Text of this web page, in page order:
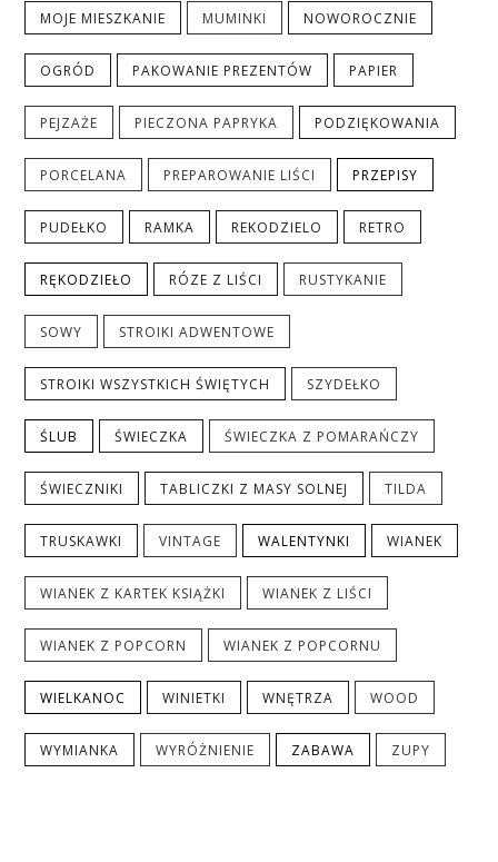
MOJE MIESZKANIE MUMINKI NOWOROCZNIE
OGRÓD PAKOWANIE PREZENTÓW PAPIER
PEJZAŻE PIECZONA PAPRYKA PODZIĘKOWANIA
PORCELANA PREPAROWANIE LIŚCI PRZEPISY
PUDEŁKO RAMKA REKODZIELO RETRO
RĘKODZIEŁO RÓZE Z LIŚCI RUSTYKANIE
SOWY STROIKI ADWENTOWE
STROIKI WSZYSTKICH ŚWIĘTYCH SZYDEŁKO
ŚLUB ŚWIECZKA ŚWIECZKA Z POMARAŃCZY
ŚWIECZNIKI TABLICZKI Z MASY SOLNEJ TILDA
TRUSKAWKI VINTAGE WALENTYNKI WIANEK
WIANEK Z KARTEK KSIĄŻKI WIANEK Z LIŚCI
WIANEK Z POPCORN WIANEK Z POPCORNU
WIELKANOC WINIETKI WNĘTRZA WOOD
WYMIANKA WYRÓŻNIENIE ZABAWA ZUPY